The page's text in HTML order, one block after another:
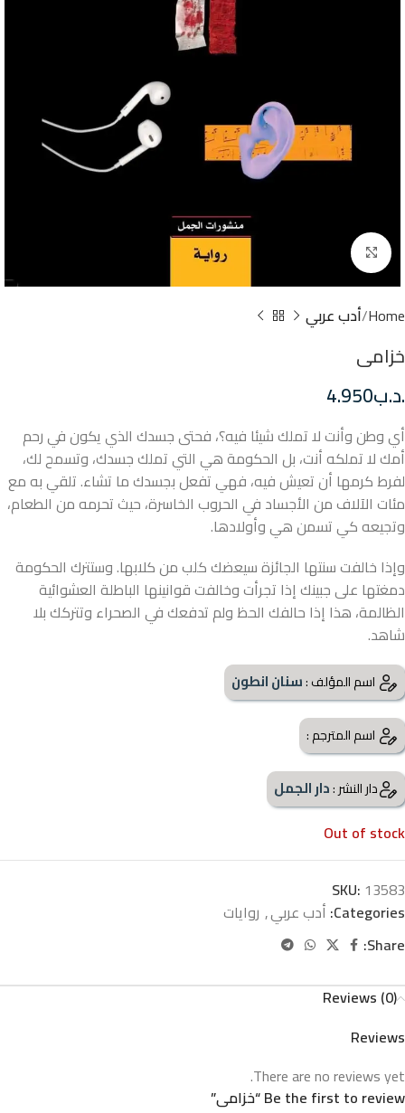
Click to enlarge
Home أدب عربي
خزامى
.د.ب4.950
أي وطن وأنت لا تملك شيئا فيه؟، فحتى جسدك الذي يكون في رحم
أمك لا تملكه أنت، بل الحكومة هي التي تملك جسدك، وتسمح لك،
لفرط كرمها أن تعيش فيه، فهي تفعل بجسدك ما تشاء. تلقي به مع
مئات الآلاف من الأجساد في الحروب الخاسرة، حيث تحرمه من الطعام،
وتجيعه كي تسمن هي وأولادها.
وإذا خالفت سنتها الجائزة سيعضك كلب من كلابها. وستترك الحكومة
دمغتها على جبينك إذا تجرأت وخالفت قوانينها الباطلة العشوائية
الظالمة، هذا إذا حالفك الحظ ولم تدفعك في الصحراء وتتركك بلا
شاهد.
اسم المؤلف :سنان انطون
اسم المترجم :
دار النشر :دار الجمل
Out of stock
SKU: 13583
Categories: أدب عربي, روايات
Share:
Reviews (0)
Reviews
There are no reviews yet.
Be the first to review “خزامى”